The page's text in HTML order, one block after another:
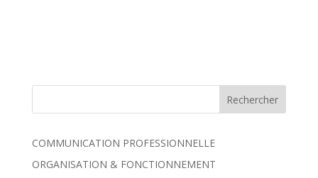
COMMUNICATION PROFESSIONNELLE
ORGANISATION & FONCTIONNEMENT